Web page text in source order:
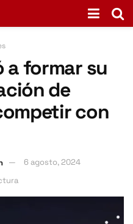
a formar su
de
con
6 agosto, 2024